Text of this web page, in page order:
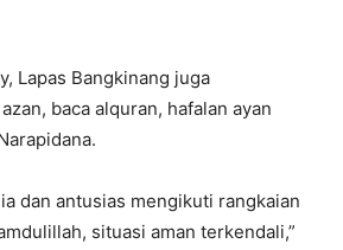
Lapas Bangkinang juga
baca alquran, hafalan ayan
dan antusias mengikuti rangkaian
situasi aman terkendali,”